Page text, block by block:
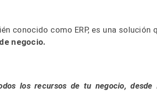
conocido como ERP, es una solución
negocio.
los recursos de tu negocio, desde